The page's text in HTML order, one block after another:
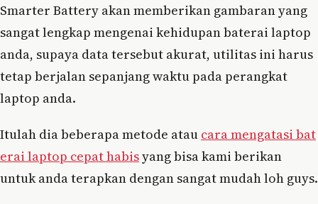
Smarter Battery akan memberikan gambaran yang
sangat lengkap mengenai kehidupan baterai laptop
anda, supaya data tersebut akurat, utilitas ini harus
tetap berjalan sepanjang waktu pada perangkat
laptop anda.
Itulah dia beberapa metode atau cara mengatasi bat
erai laptop cepat habisyang bisa kami berikan
untuk anda terapkan dengan sangat mudah loh guys.